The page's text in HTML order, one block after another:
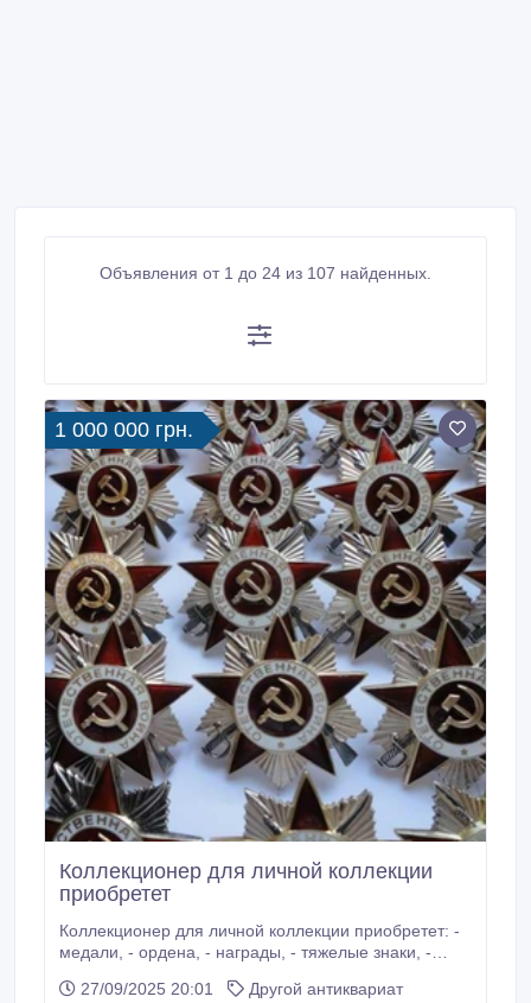
Объявления от 1 до 24 из 107 найденных.
1 000 000 грн.
Коллекционер для личной коллекции
приобретет
Коллекционер для личной коллекции приобретет: -
медали, - ордена, - награды, - тяжелые знаки, -
монеты, - монеты СССР, - монеты Царской России, -
27/09/2025 20:01
Другой антиквариат